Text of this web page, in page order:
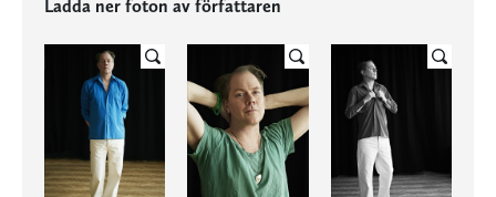
Ladda ner foton av författaren